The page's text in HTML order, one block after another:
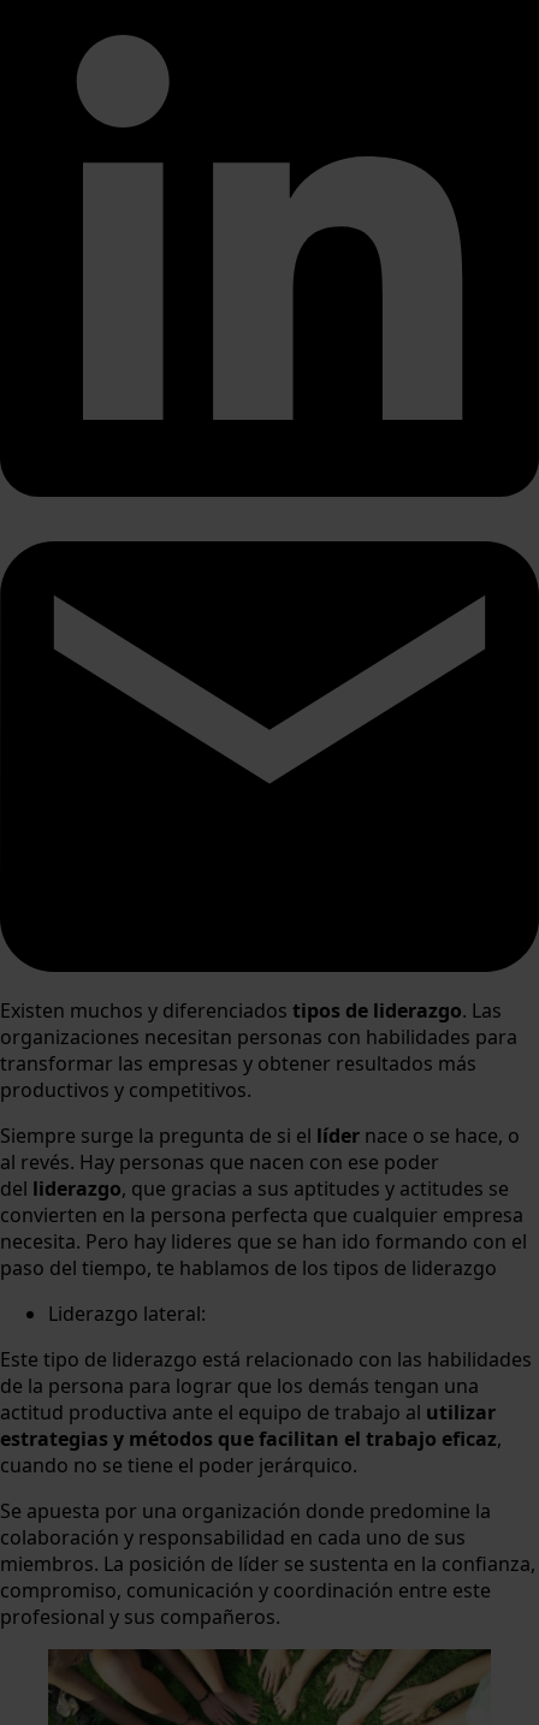
Existen muchos y diferenciados tipos de liderazgo. Las
organizaciones necesitan personas con habilidades para
transformar las empresas y obtener resultados más
productivos y competitivos.
Siempre surge la pregunta de si el líder nace o se hace, o
al revés. Hay personas que nacen con ese poder
del liderazgo, que gracias a sus aptitudes y actitudes se
convierten en la persona perfecta que cualquier empresa
necesita. Pero hay lideres que se han ido formando con el
paso del tiempo, te hablamos de los tipos de liderazgo
Liderazgo lateral:
Este tipo de liderazgo está relacionado con las habilidades
de la persona para lograr que los demás tengan una
actitud productiva ante el equipo de trabajo al utilizar
estrategias y métodos que facilitan el trabajo eficaz,
cuando no se tiene el poder jerárquico.
Se apuesta por una organización donde predomine la
colaboración y responsabilidad en cada uno de sus
miembros. La posición de líder se sustenta en la confianza,
compromiso, comunicación y coordinación entre este
profesional y sus compañeros.